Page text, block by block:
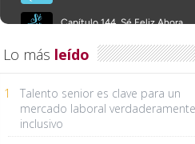
Lo más leído
1
Talento senior es clave para un
mercado laboral verdaderamente
inclusivo